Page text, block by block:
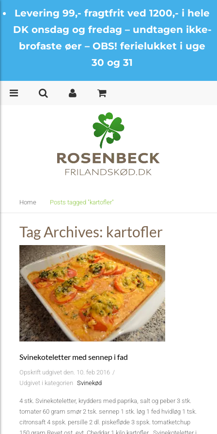
Levering 99,- fragtfrit ved 1200,- i hele
DK onsdag og fredag – undtagen ikke-
brofaste øer – OBS! ferielukket i uge
30 og 31
Home Posts tagged "kartofler"
Tag Archives: kartofler
Svinekoteletter med sennep i fad
Opskrift udgivet den. 10. feb 2016 /
Udgivet i kategorien Svinekød
4 stk. Svinekoteletter, krydders med paprika, salt og peber 3 stk.
tomater 60 gram smør 2 tsk. sennep 1 stk. løg 1 fed hvidløg 1 tsk.
citronsaft 4 spsk. persille 2 dl. piskefløde 3 spsk. tomatketchup